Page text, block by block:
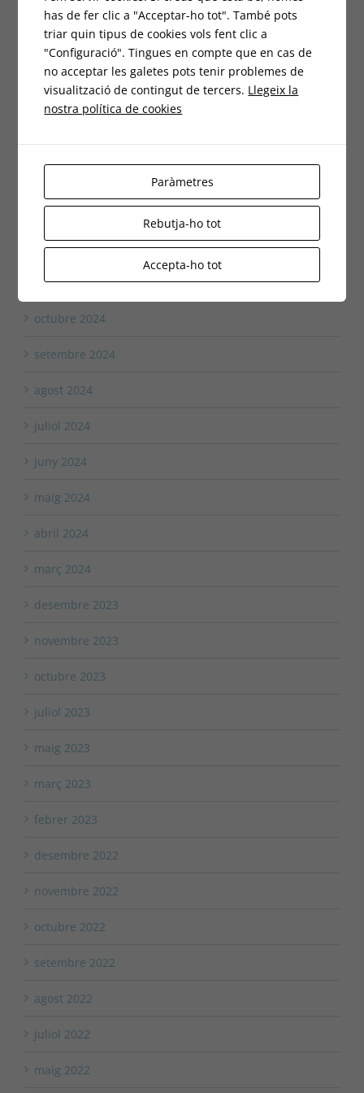
juliol 2025
juny 2025
maig 2025
febrer 2025
gener 2025
desembre 2024
octubre 2024
setembre 2024
agost 2024
juliol 2024
juny 2024
maig 2024
abril 2024
març 2024
desembre 2023
novembre 2023
octubre 2023
juliol 2023
maig 2023
març 2023
febrer 2023
desembre 2022
novembre 2022
octubre 2022
setembre 2022
agost 2022
juliol 2022
maig 2022
has de fer clic a "Acceptar-ho tot". També pots
triar quin tipus de cookies vols fent clic a
"Configuració". Tingues en compte que en cas de
no acceptar les galetes pots tenir problemes de
visualització de contingut de tercers. Llegeix la
nostra política de cookies
Paràmetres
Rebutja-ho tot
Accepta-ho tot